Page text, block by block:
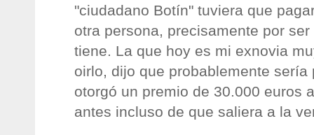
"ciudadano Botín" tuviera que
otra persona, precisamente por
tiene. La que hoy es mi exnovia
oirlo, dijo que probablemente sería
otorgó un premio de 30.000 euros
antes incluso de que saliera a la